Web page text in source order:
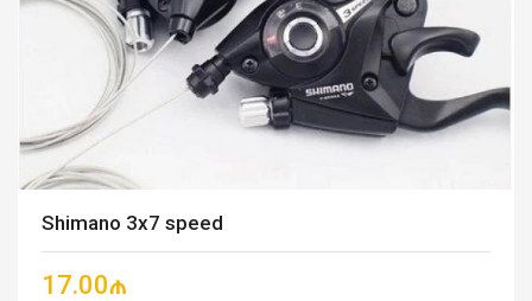
Shimano 3x7 speed
17.00₼